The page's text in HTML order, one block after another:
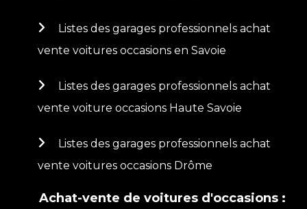
Listes des garages professionnels achat
vente voitures occasions en Savoie
Listes des garages professionnels achat
vente voiture occasions Haute Savoie
Listes des garages professionnels achat
vente voitures occasions Drôme
Achat-vente de voitures d'occasions :